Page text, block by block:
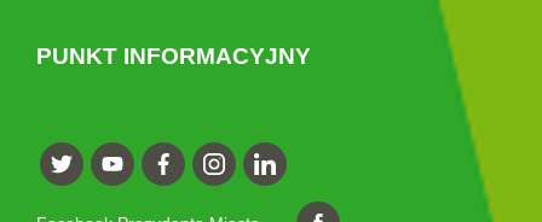
PUNKT INFORMACYJNY